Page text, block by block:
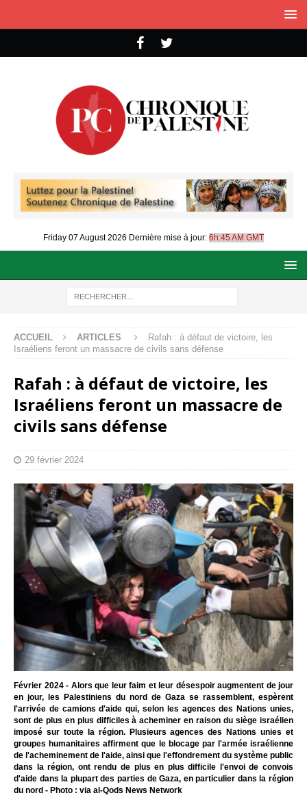
Friday 07 August 2026 Dernière mise à jour: 6h:45 AM GMT
ACCUEIL ARTICLES
Rafah : à défaut de victoire, les
Israéliens feront un massacre de civils sans défense
Rafah : à défaut de victoire, les
Israéliens feront un massacre de
civils sans défense
29 février 2024
Février 2024 - Alors que leur faim et leur désespoir augmentent de jour
en jour, les Palestiniens du nord de Gaza se rassemblent, espèrent
l'arrivée de camions d'aide qui, selon les agences des Nations unies,
sont de plus en plus difficiles à acheminer en raison du siège israélien
imposé sur toute la région. Plusieurs agences des Nations unies et
groupes humanitaires affirment que le blocage par l'armée israélienne
de l'acheminement de l'aide, ainsi que l'effondrement du système public
dans la région, ont rendu de plus en plus difficile l'envoi de convois
d'aide dans la plupart des parties de Gaza, en particulier dans la région
du nord - Photo : via al-Qods News Network